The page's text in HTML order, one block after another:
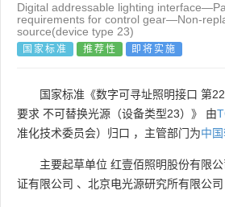
团体标准 企业标准
国外标准 技术委员会
Digital addressable lighting
requirements for control gear—Non-
source(device type 23)
国家标准 推荐性 即将实施
国家标准《数字可寻址照明接口 第
要求 不可替换光源（设备类型23）》 由
准化技术委员会）归口 ，主管部门为中
主要起草单位 红壹佰照明股份有限公
证有限公司 、 北京电光源研究所有限公司